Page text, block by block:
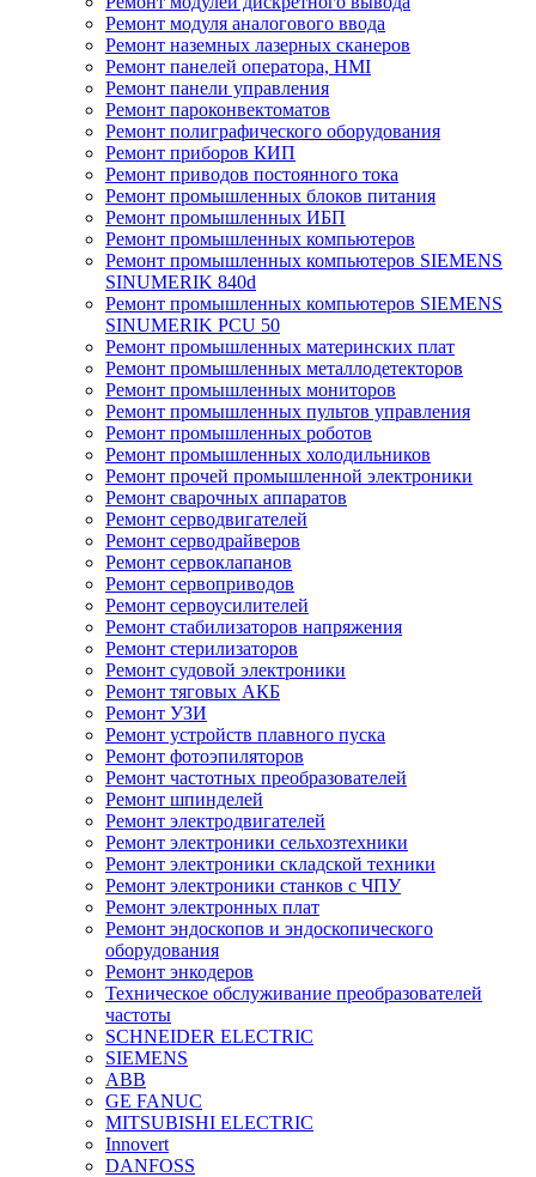
Ремонт модуля аналогового ввода
Ремонт наземных лазерных сканеров
Ремонт панелей оператора, HMI
Ремонт панели управления
Ремонт пароконвектоматов
Ремонт полиграфического оборудования
Ремонт приборов КИП
Ремонт приводов постоянного тока
Ремонт промышленных блоков питания
Ремонт промышленных ИБП
Ремонт промышленных компьютеров
Ремонт промышленных компьютеров SIEMENS
SINUMERIK 840d
Ремонт промышленных компьютеров SIEMENS
SINUMERIK PCU 50
Ремонт промышленных материнских плат
Ремонт промышленных металлодетекторов
Ремонт промышленных мониторов
Ремонт промышленных пультов управления
Ремонт промышленных роботов
Ремонт промышленных холодильников
Ремонт прочей промышленной электроники
Ремонт сварочных аппаратов
Ремонт серводвигателей
Ремонт серводрайверов
Ремонт сервоклапанов
Ремонт сервоприводов
Ремонт сервоусилителей
Ремонт стабилизаторов напряжения
Ремонт стерилизаторов
Ремонт судовой электроники
Ремонт тяговых АКБ
Ремонт УЗИ
Ремонт устройств плавного пуска
Ремонт фотоэпиляторов
Ремонт частотных преобразователей
Ремонт шпинделей
Ремонт электродвигателей
Ремонт электроники сельхозтехники
Ремонт электроники складской техники
Ремонт электроники станков с ЧПУ
Ремонт электронных плат
Ремонт эндоскопов и эндоскопического
оборудования
Ремонт энкодеров
Техническое обслуживание преобразователей
частоты
SCHNEIDER ELECTRIC
SIEMENS
ABB
GE FANUC
MITSUBISHI ELECTRIC
Innovert
DANFOSS